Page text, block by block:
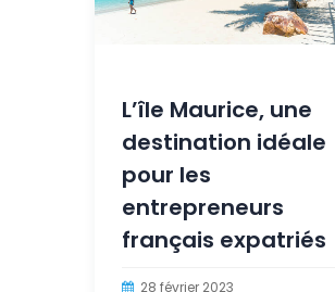
L’île Maurice, une
destination idéale
pour les
entrepreneurs
français expatriés
28 février 2023